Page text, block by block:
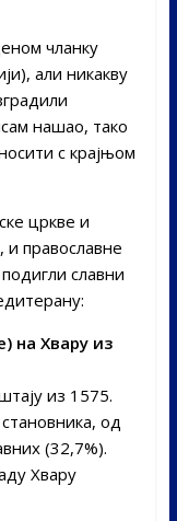
чланку
али никакву
нашао, тако
с крајњом
цркве и
и православне
славни
на Хвару из
из 1575.
од
(32,7%).
Хвару